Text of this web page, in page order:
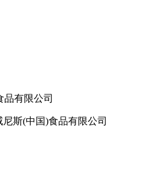
品有限公司
斯(中国)食品有限公司